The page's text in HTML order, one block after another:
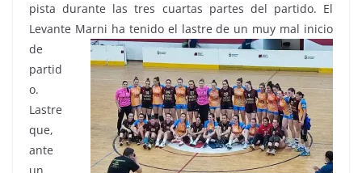
pista durante las tres cuartas partes del partido. El
Levante Marni ha tenido el lastre de un muy mal inicio
de
partid
o.
Lastre
que,
ante